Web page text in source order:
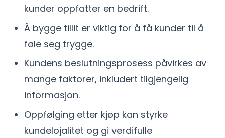
kunder oppfatter en bedrift.
Å bygge tillit er viktig for å få kunder til å
føle seg trygge.
Kundens beslutningsprosess påvirkes av
mange faktorer, inkludert tilgjengelig
informasjon.
Oppfølging etter kjøp kan styrke
kundelojalitet og gi verdifulle